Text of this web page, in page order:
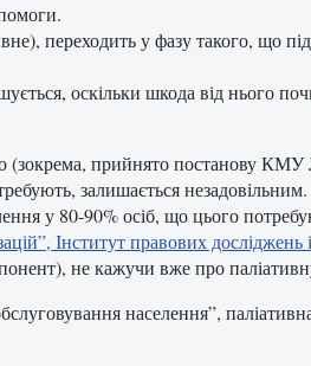
переходить у фазу такого,
оскільки шкода від нього
(зокрема, прийнято постанову
залишається
у 80-90% осіб, що цього
Інститут правових досліджень
не кажучи вже про
населення”,